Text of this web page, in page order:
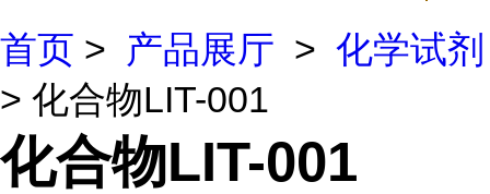
首页 > 产品展厅 > 化学试剂
> 化合物LIT-001
化合物LIT-001